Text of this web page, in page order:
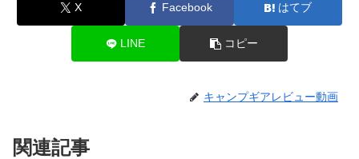
X Facebook はてブ
LINE コピー
キャンプギアレビュー動画
関連記事